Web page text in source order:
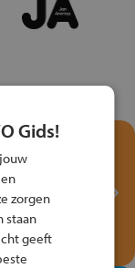
het
Gids!
zorgen
staan
geeft